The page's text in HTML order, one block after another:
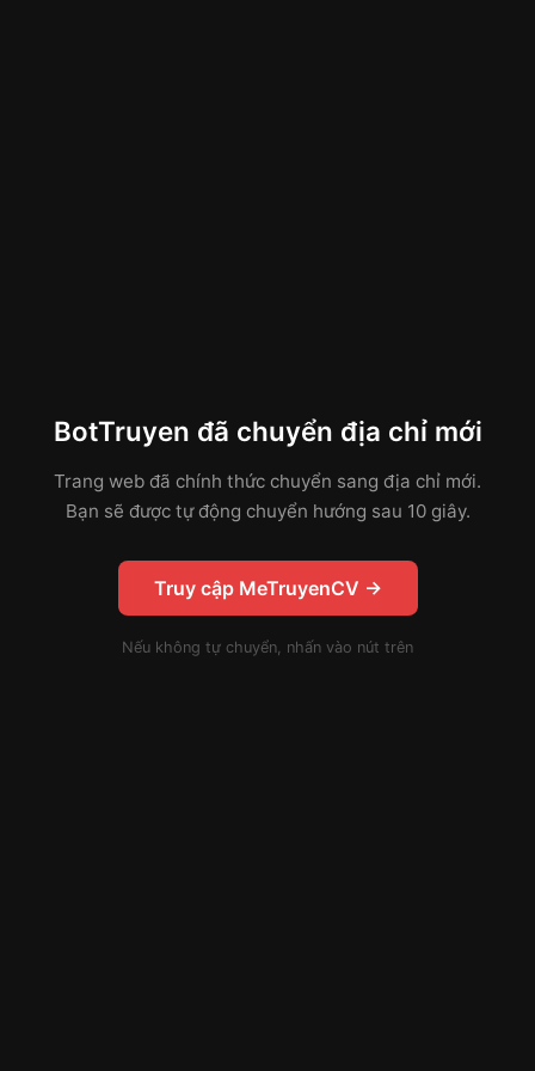
BotTruyen đã chuyển địa chỉ mới
Trang web đã chính thức chuyển sang địa chỉ mới.
Bạn sẽ được tự động chuyển hướng sau 10 giây.
Truy cập MeTruyenCV →
Nếu không tự chuyển, nhấn vào nút trên